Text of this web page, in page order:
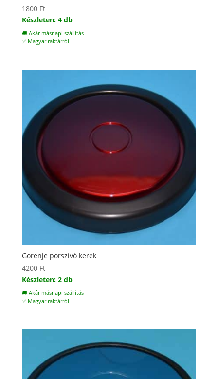
1800 Ft
Készleten: 4 db
🚚 Akár másnapi szállítás
✅ Magyar raktárról
Gorenje porszívó kerék
4200 Ft
Készleten: 2 db
🚚 Akár másnapi szállítás
✅ Magyar raktárról